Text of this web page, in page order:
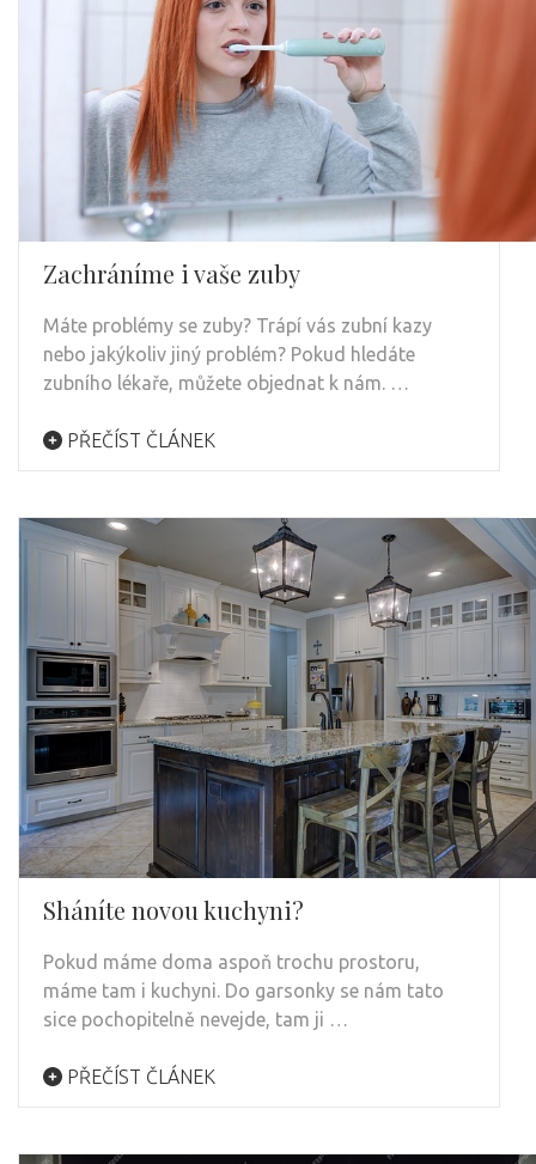
Zachráníme i vaše zuby
Máte problémy se zuby? Trápí vás zubní kazy
nebo jakýkoliv jiný problém? Pokud hledáte
zubního lékaře, můžete objednat k nám. …
PŘEČÍST ČLÁNEK
Sháníte novou kuchyni?
Pokud máme doma aspoň trochu prostoru,
máme tam i kuchyni. Do garsonky se nám tato
sice pochopitelně nevejde, tam ji …
PŘEČÍST ČLÁNEK